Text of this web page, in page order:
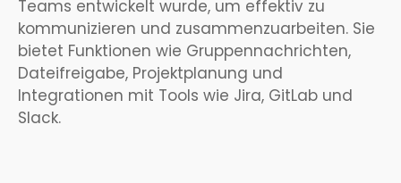
Teams entwickelt wurde, um effektiv zu
kommunizieren und zusammenzuarbeiten. Sie
bietet Funktionen wie Gruppennachrichten,
Dateifreigabe, Projektplanung und
Integrationen mit Tools wie Jira, GitLab und
Slack.